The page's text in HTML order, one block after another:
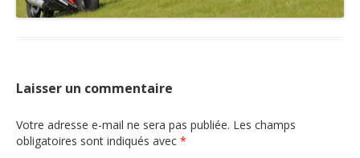
Laisser un commentaire
Votre adresse e-mail ne sera pas publiée. Les champs
obligatoires sont indiqués avec *